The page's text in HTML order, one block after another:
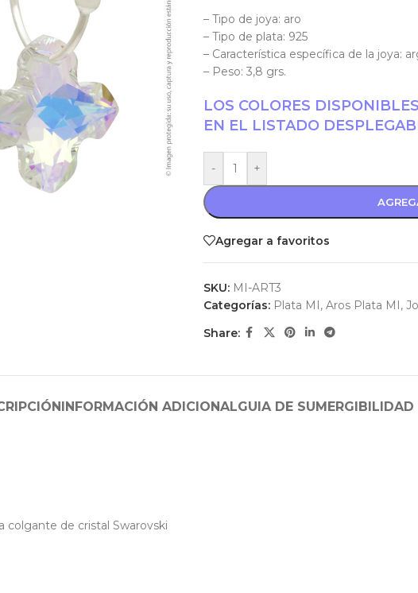
– Tipo de joya: aro
– Tipo de plata: 925
– Característica específica de la joya:
– Peso: 3,8 grs.
LOS COLORES
EN EL LISTADO
- +
Agregar a favoritos
SKU: MI-ART3
Categorías: Plata MI, Aros Plata MI,
Share:
INFORMACIÓN ADICIONALGUIA DE SUMERGIBILIDAD
colgante de cristal Swarovski